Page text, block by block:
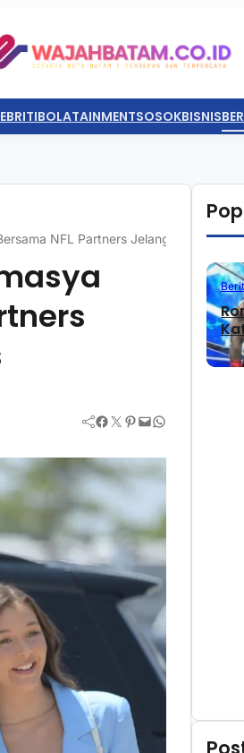
BOLATAINMENTSOSOKBISNIS
NFL Partners Jelang Laga
Facebook Twitter Pinterest Mail WhatsApp